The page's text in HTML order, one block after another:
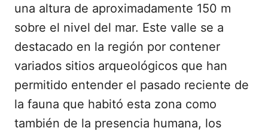
una altura de aproximadamente 150 m
sobre el nivel del mar. Este valle se a
destacado en la región por contener
variados sitios arqueológicos que han
permitido entender el pasado reciente de
la fauna que habitó esta zona como
también de la presencia humana, los